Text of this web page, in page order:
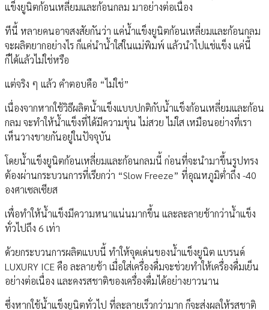
แข็งยูนิตก้อนเหลี่ยมและก้อนกลม มาอย่างต่อเนื่อง
ทีนี้ หลายคนอาจสงสัยกันว่า แค่น้ำแข็งยูนิตก้อนเหลี่ยมและก้อนกลม
จะผลิตยากอย่างไร ก็แค่นำน้ำใส่ในแม่พิมพ์ แล้วนำไปแช่แข็ง แค่นี้
ก็ได้แล้วไม่ใช่หรือ
แต่จริง ๆ แล้ว คำตอบคือ “ไม่ใช่”
เนื่องจากหากใช้วิธีผลิตน้ำแข็งแบบปกติกับน้ำแข็งก้อนเหลี่ยมและก้อน
กลม จะทำให้น้ำแข็งที่ได้มีความขุ่น ไม่สวย ไม่ใส เหมือนอย่างที่เรา
เห็นวางขายกันอยู่ในปัจจุบัน
โดยน้ำแข็งยูนิตก้อนเหลี่ยมและก้อนกลมนี้ ก่อนที่จะนำมาขึ้นรูปทรง
ต้องผ่านกระบวนการที่เรียกว่า “Slow Freeze” ที่อุณหภูมิต่ำถึง -40
องศาเซลเซียส
เพื่อทำให้น้ำแข็งมีความหนาแน่นมากขึ้น และละลายช้ากว่าน้ำแข็ง
ทั่วไปถึง 6 เท่า
ด้วยกระบวนการผลิตแบบนี้ ทำให้จุดเด่นของน้ำแข็งยูนิต แบรนด์
LUXURY ICE คือ ละลายช้า เมื่อใส่เครื่องดื่มจะช่วยทำให้เครื่องดื่มเย็น
อย่างต่อเนื่อง และคงรสชาติของเครื่องดื่มได้อย่างยาวนาน
ซึ่งหากใช้น้ำแข็งยูนิตทั่วไป ที่ละลายเร็วกว่ามาก ก็จะส่งผลให้รสชาติ